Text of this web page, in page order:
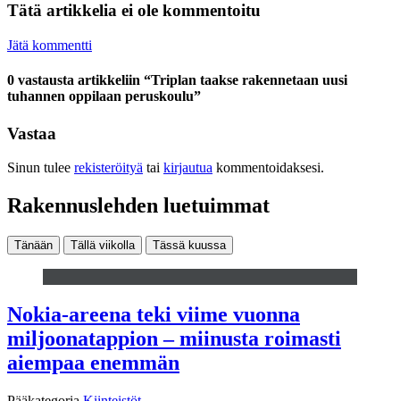
Tätä artikkelia ei ole kommentoitu
Jätä kommentti
0 vastausta artikkeliin “Triplan taakse rakennetaan uusi
tuhannen oppilaan peruskoulu”
Vastaa
Sinun tulee rekisteröityä tai kirjautua kommentoidaksesi.
Rakennuslehden luetuimmat
Tänään Tällä viikolla Tässä kuussa
Nokia-areena teki viime vuonna
miljoonatappion – miinusta roimasti
aiempaa enemmän